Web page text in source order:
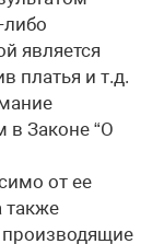
либо
является
платья и т.д.
в Законе “О
от ее
также